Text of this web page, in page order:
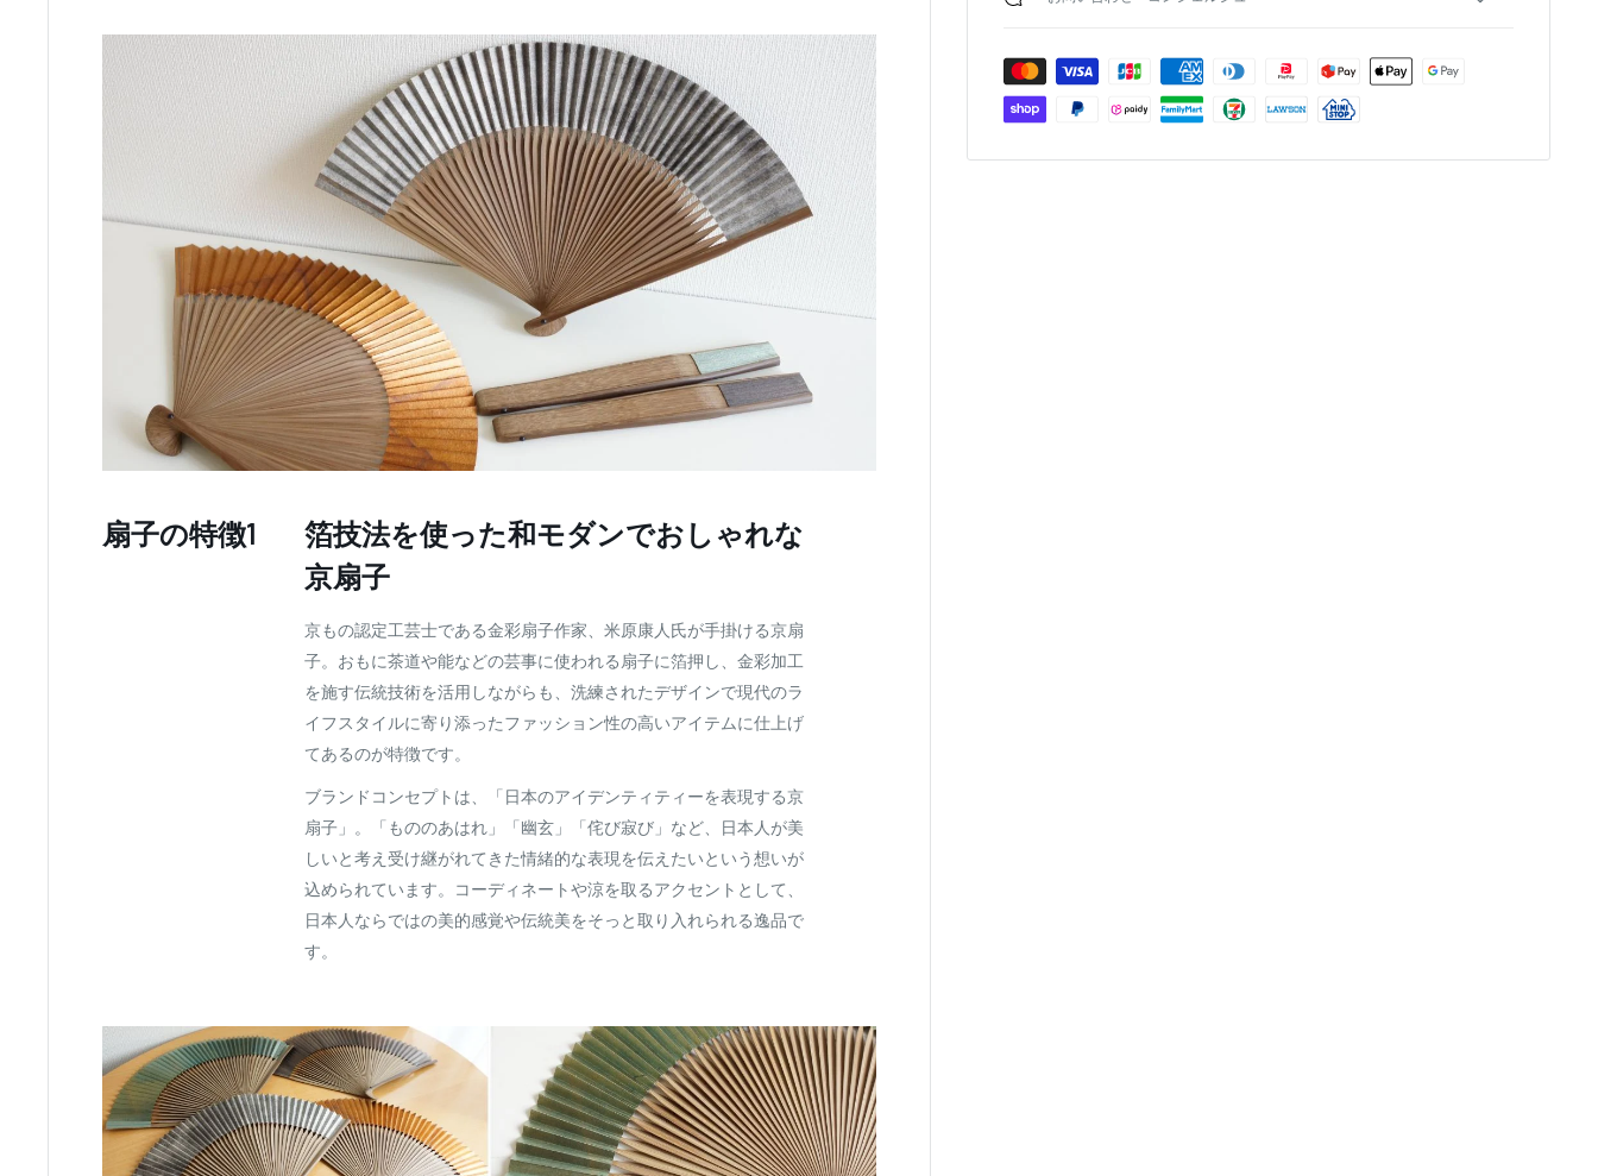
扇子の特徴1
箔技法を使った和モダンでおしゃれな
京扇子
京もの認定工芸士である金彩扇子作家、米原康人氏が手掛ける京扇
子。おもに茶道や能などの芸事に使われる扇子に箔押し、金彩加工
を施す伝統技術を活用しながらも、洗練されたデザインで現代のラ
イフスタイルに寄り添ったファッション性の高いアイテムに仕上げ
てあるのが特徴です。
ブランドコンセプトは、「日本のアイデンティティーを表現する京
扇子」。「もののあはれ」「幽玄」「侘び寂び」など、日本人が美
しいと考え受け継がれてきた情緒的な表現を伝えたいという想いが
込められています。コーディネートや涼を取るアクセントとして、
日本人ならではの美的感覚や伝統美をそっと取り入れられる逸品で
す。